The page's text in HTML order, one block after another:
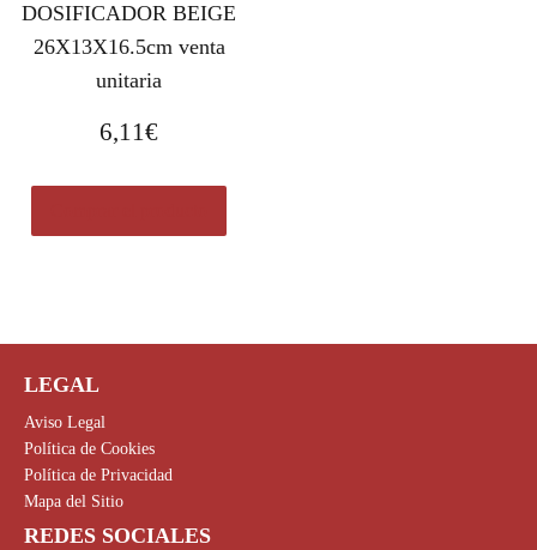
DOSIFICADOR BEIGE
26X13X16.5cm venta
unitaria
6,11€
LEGAL
Aviso Legal
Política de Cookies
Política de Privacidad
Mapa del Sitio
REDES SOCIALES